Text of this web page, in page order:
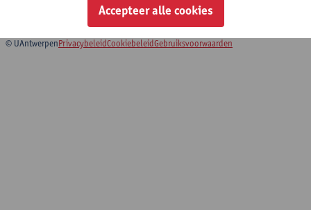
Schakelprogramma industriële wetenschappen: biochemie
© UAntwerpenPrivacybeleidCookiebeleidGebruiksvoorwaarden
Accepteer alle cookies